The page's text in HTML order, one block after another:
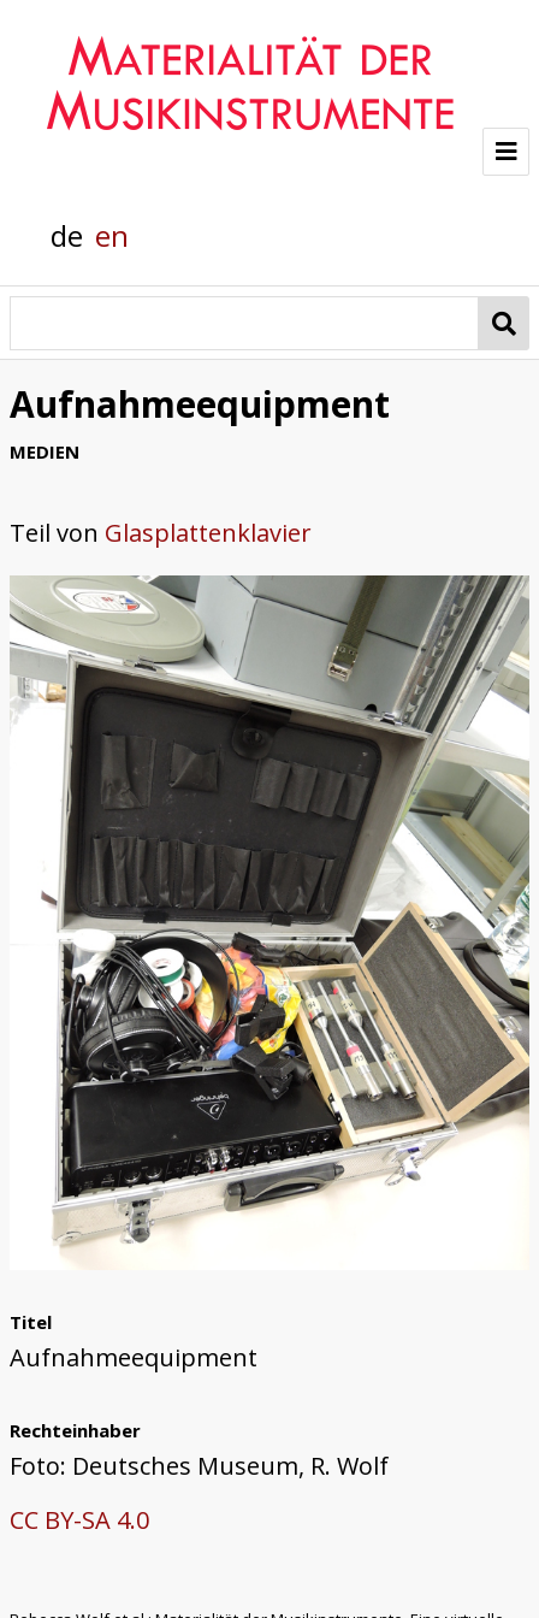
Holzklang
Trautonium
de en
Aufnahmeequipment
MEDIEN
Teil von Glasplattenklavier
Titel
Aufnahmeequipment
Rechteinhaber
Foto: Deutsches Museum, R. Wolf
CC BY-SA 4.0